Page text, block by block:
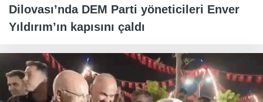
Dilovası’nda DEM Parti yöneticileri Enver
Yıldırım’ın kapısını çaldı